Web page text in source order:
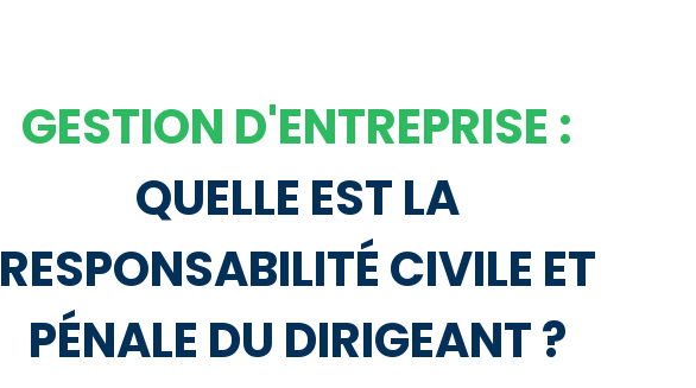
GESTION D'ENTREPRISE :
QUELLE EST LA
RESPONSABILITÉ CIVILE ET
PÉNALE DU DIRIGEANT ?